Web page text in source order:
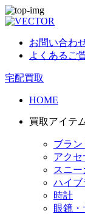
お問い合わ
よくあるご
宅配買取
HOME
買取アイテ
ブラ
アクセ
スニー
ハイブ
時計
眼鏡